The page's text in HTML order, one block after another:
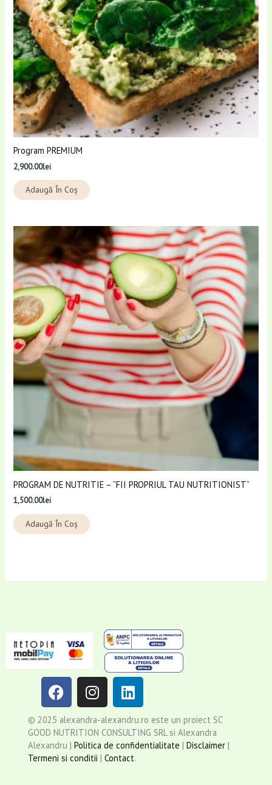
Program PREMIUM
2,900.00lei
Adaugă În Coș
PROGRAM DE NUTRITIE – ”FII PROPRIUL TAU NUTRITIONIST”
1,500.00lei
Adaugă În Coș
© 2025 alexandra-alexandru.ro este un proiect SC
GOOD NUTRITION CONSULTING SRL si Alexandra
Alexandru | Politica de confidentialitate | Disclaimer |
Termeni si conditii | Contact.
F
a
c
e
b
o
I
n
s
t
a
g
L
i
n
k
e
d